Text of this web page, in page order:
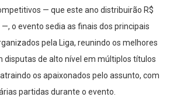
— que este ano distribuirão R$
o evento sedia as finais dos principais
pela Liga, reunindo os melhores
disputas de alto nível em múltiplos títulos
os apaixonados pelo assunto, com
partidas durante o evento.